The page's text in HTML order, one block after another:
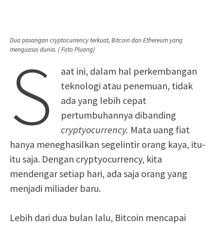
Dua pasangan cryptocurrency terkuat, Bitcoin dan Ethereum yang
menguasai dunia. ( Foto Pluang)
S
aat ini, dalam hal perkembangan
teknologi atau penemuan, tidak
ada yang lebih cepat
pertumbuhannya dibanding
cryptyocurrency. Mata uang fiat
hanya meneghasilkan segelintir orang kaya, itu-
itu saja. Dengan cryptyocurrency, kita
mendengar setiap hari, ada saja orang yang
menjadi miliader baru.
Lebih dari dua bulan lalu, Bitcoin mencapai